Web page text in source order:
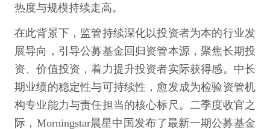
热度与规模持续走高。
在此背景下，监管持续深化以投资者为本的行业发
展导向，引导公募基金回归资管本源，聚焦长期投
资、价值投资，着力提升投资者实际获得感。中长
期业绩的稳定性与可持续性，愈发成为检验资管机
构专业能力与责任担当的核心标尺。二季度收官之
际，Morningstar晨星中国发布了最新一期公募基金